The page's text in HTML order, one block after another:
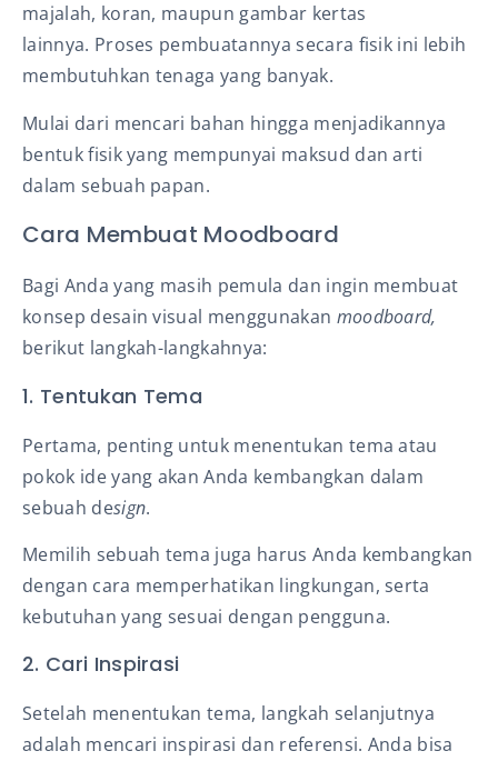
majalah, koran, maupun gambar kertas
lainnya. Proses pembuatannya secara fisik ini lebih
membutuhkan tenaga yang banyak.
Mulai dari mencari bahan hingga menjadikannya
bentuk fisik yang mempunyai maksud dan arti
dalam sebuah papan.
Cara Membuat Moodboard
Bagi Anda yang masih pemula dan ingin membuat
konsep desain visual menggunakan moodboard,
berikut langkah-langkahnya:
1. Tentukan Tema
Pertama, penting untuk menentukan tema atau
pokok ide yang akan Anda kembangkan dalam
sebuah design.
Memilih sebuah tema juga harus Anda kembangkan
dengan cara memperhatikan lingkungan, serta
kebutuhan yang sesuai dengan pengguna.
2. Cari Inspirasi
Setelah menentukan tema, langkah selanjutnya
adalah mencari inspirasi dan referensi. Anda bisa